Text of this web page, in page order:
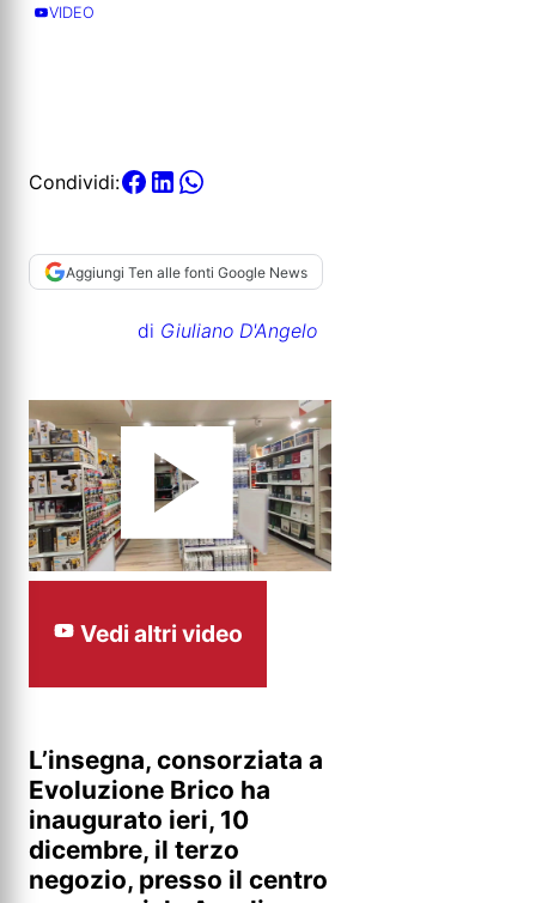
VIDEO
Condividi:
Aggiungi Ten alle fonti Google News
di Giuliano D'Angelo
Vedi altri video
L’insegna, consorziata a
Evoluzione Brico ha
inaugurato ieri, 10
dicembre, il terzo
negozio, presso il centro